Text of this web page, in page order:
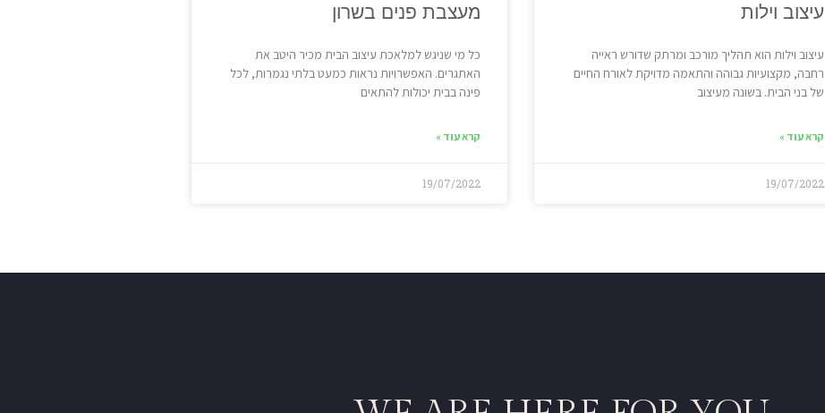
עיצוב וילות
עיצוב וילות הוא תהליך מורכב ומרתק שדורש ראייה
רחבה, מקצועיות גבוהה והתאמה מדויקת לאורח החיים
של בני הבית. בשונה מעיצוב
קרא עוד »
19/07/2022
מעצבת פנים בשרון
כל מי שניגש למלאכת עיצוב הבית מכיר היטב את
האתגרים. האפשרויות נראות כמעט בלתי נגמרות, לכל
פינה בבית יכולות להתאים
קרא עוד »
19/07/2022